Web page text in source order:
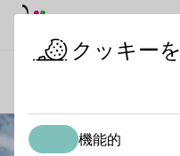
クッキー
機能的